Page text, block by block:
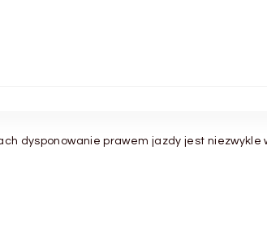
dysponowanie prawem jazdy jest niezwykle